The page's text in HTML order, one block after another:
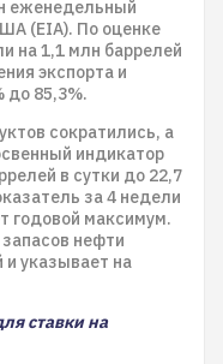
еженедельный
(EIA). По оценке
на 1,1 млн баррелей
экспорта и
до 85,3%.
сократились, а
индикатор
в сутки до 22,7
за 4 недели
годовой максимум.
нефти
и указывает на
ставки на